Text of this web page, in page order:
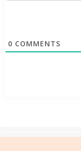
0 COMMENTS